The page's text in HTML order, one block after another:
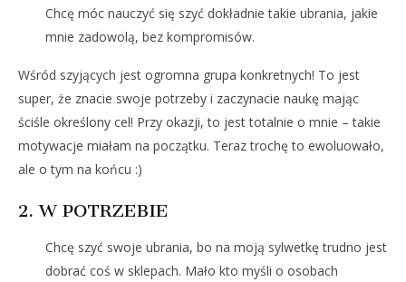
Chcę móc nauczyć się szyć dokładnie takie ubrania, jakie
mnie zadowolą, bez kompromisów.
Wśród szyjących jest ogromna grupa konkretnych! To jest
super, że znacie swoje potrzeby i zaczynacie naukę mając
ściśle określony cel! Przy okazji, to jest totalnie o mnie – takie
motywacje miałam na początku. Teraz trochę to ewoluowało,
ale o tym na końcu :)
2. W POTRZEBIE
Chcę szyć swoje ubrania, bo na moją sylwetkę trudno jest
dobrać coś w sklepach. Mało kto myśli o osobach